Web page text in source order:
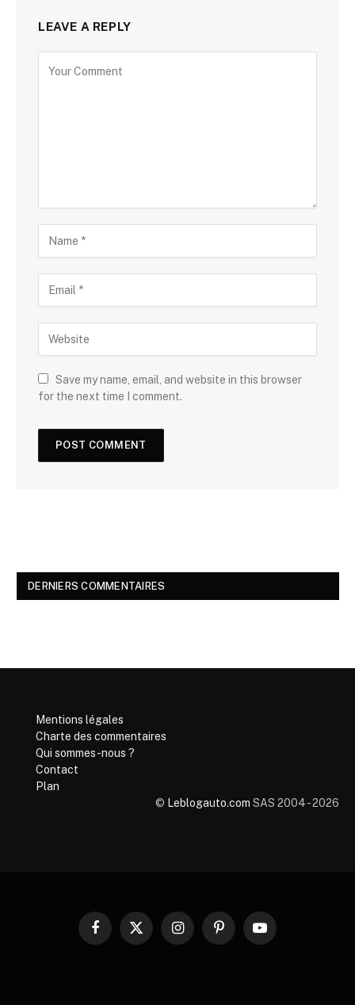
LEAVE A REPLY
Save my name, email, and website in this browser
for the next time I comment.
DERNIERS COMMENTAIRES
Mentions légales
Charte des commentaires
Qui sommes-nous ?
Contact
Plan
© Leblogauto.com SAS 2004 - 2026
Facebook
X
InstagramPinterestYouTube